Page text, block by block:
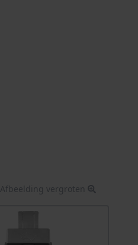
Afbeelding vergroten